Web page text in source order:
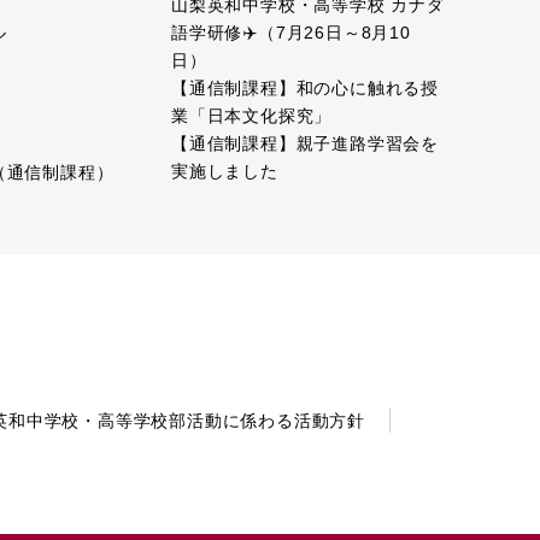
信制課程）
山梨英和中学校・高等学校 カナダ
語学研修✈️（7月26日～8月10
日）
【通信制課程】和の心に触れる授
業「日本文化探究」
【通信制課程】親子進路学習会を
実施しました
和中学校・高等学校部活動に係わる活動方針